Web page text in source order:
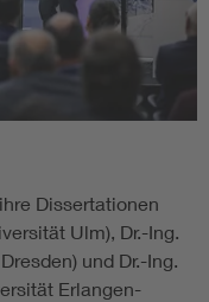
Dissertationen
Ulm), Dr.-Ing.
und Dr.-Ing.
Erlangen-